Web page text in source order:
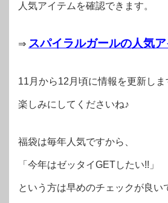
人気アイテムを確認できます。
⇒ スパイラルガールの人気
11月から12月頃に情報を更新しま
楽しみにしてくださいね♪
福袋は毎年人気ですから、
「今年はゼッタイGETしたい!!」
という方は早めのチェックが良い